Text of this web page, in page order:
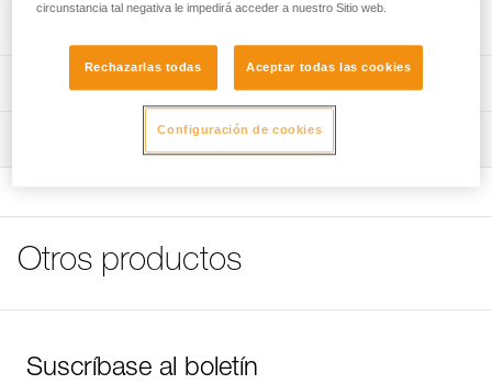
Mango equipado con una llave de 13 mm para tornillos de
Dragonera antipérdida.
Peso: 535 g
Longitud: 26,5 cm
Otros productos
Suscríbase al boletín
circunstancia tal negativa le impedirá acceder a nuestro Sitio web.
Rechazarlas todas Aceptar todas las cookies
Configuración de cookies